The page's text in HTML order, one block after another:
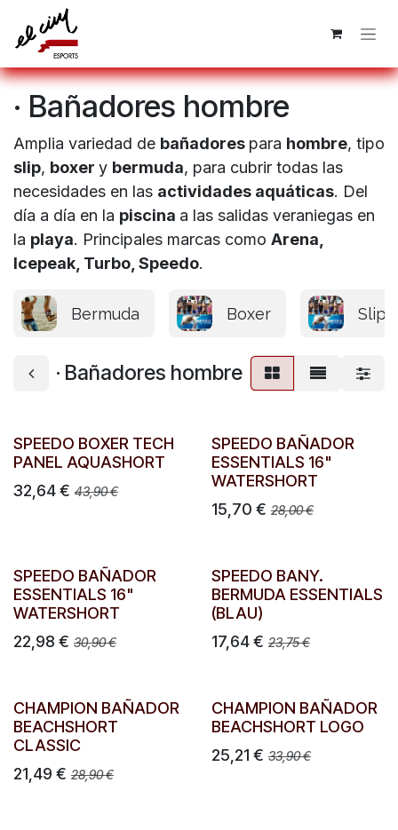
Ir al contenido
· Bañadores hombre
Amplia variedad de bañadores para hombre, tipo
slip, boxer y bermuda, para cubrir todas las
necesidades en las actividades aquáticas. Del
día a día en la piscina a las salidas veraniegas en
la playa. Principales marcas como Arena,
Icepeak, Turbo, Speedo.
Bermuda Boxer Slips
· Bañadores hombre
SPEEDO BOXER TECH
PANEL AQUASHORT
32,64€ 43,90€
SPEEDO BAÑADOR
ESSENTIALS 16"
WATERSHORT
15,70 € 28,00€
SPEEDO BAÑADOR
ESSENTIALS 16"
WATERSHORT
22,98 € 30,90€
SPEEDO BANY.
BERMUDA ESSENTIALS
(BLAU)
17,64€ 23,75€
CHAMPION BAÑADOR
BEACHSHORT
CLASSIC
21,49 € 28,90€
CHAMPION BAÑADOR
BEACHSHORT LOGO
25,21 € 33,90€